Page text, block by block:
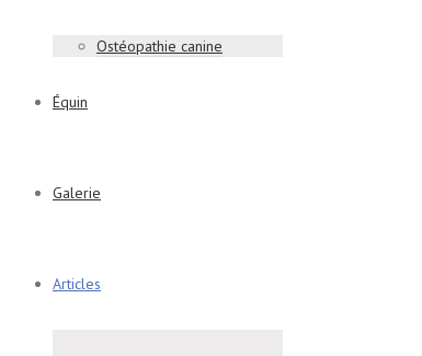
Ostéopathie canine
Équin
Galerie
Articles